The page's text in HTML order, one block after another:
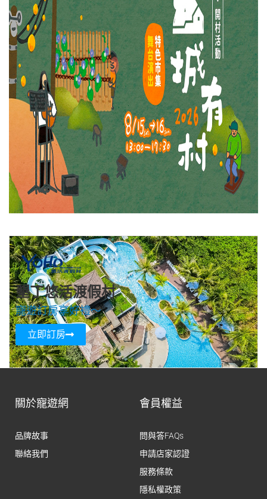
墾丁悠活渡假村
寵遊訂房享好禮～
立即訂房
關於寵遊網
品牌故事
聯絡我們
會員權益
問與答FAQs
申請店家認證
服務條款
隱私權政策